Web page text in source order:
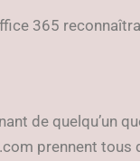
365
de quelqu’un
prennent tous